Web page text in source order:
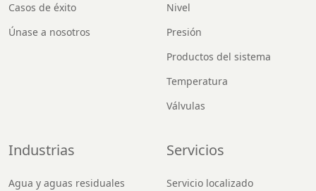
Casos de éxito
Únase a nosotros
Nivel
Presión
Productos del sistema
Temperatura
Válvulas
Industrias
Agua y aguas residuales
Servicios
Servicio localizado